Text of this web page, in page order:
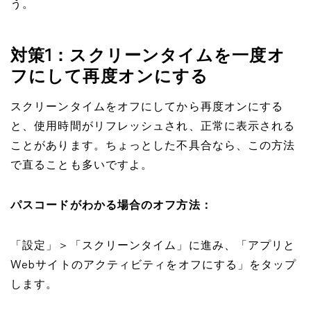
う。
対策1：スクリーンタイムを一度オ
フにして再度オンにする
スクリーンタイムをオフにしてから再度オンにする
と、使用時間がリフレッシュされ、正常に表示される
ことがあります。ちょっとした不具合なら、この方法
で直ることも多いですよ。
パスコードがわかる場合のオフ方法：
「設定」＞「スクリーンタイム」に進み、「アプリと
Webサイトのアクティビティをオフにする」をタップ
します。